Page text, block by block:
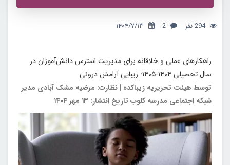
294 نفر 2 ۱۴۰۴/۷/۱۳
راهکارهای عملی و خلاقانه برای مدیریت استرس دانش‌آموزان در
سال تحصیلی ۱۴۰۴-۱۴۰۵: زیبایی آرامش درونی
توسط هیئت تحریریه زیباکده | نظارت: مرضیه مشک آبادی مدیر
شبکه اجتماعی مدرسه کلوب تاریخ انتشار: ۱۳ مهر ۱۴۰۴